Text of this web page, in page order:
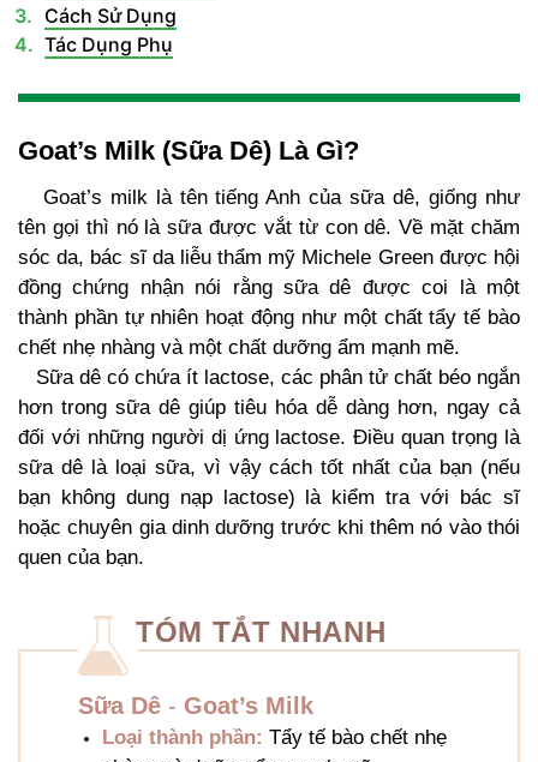
Cách Sử Dụng
Tác Dụng Phụ
Goat’s Milk (Sữa Dê) Là Gì?
Goat’s milk là tên tiếng Anh của sữa dê, giống như
tên gọi thì nó là sữa được vắt từ con dê. Về mặt chăm
sóc da, bác sĩ da liễu thẩm mỹ Michele Green được hội
đồng chứng nhận nói rằng sữa dê được coi là một
thành phần tự nhiên hoạt động như một chất tẩy tế bào
chết nhẹ nhàng và một chất dưỡng ẩm mạnh mẽ.
Sữa dê có chứa ít lactose, các phân tử chất béo ngắn
hơn trong sữa dê giúp tiêu hóa dễ dàng hơn, ngay cả
đối với những người dị ứng lactose. Điều quan trọng là
sữa dê là loại sữa, vì vậy cách tốt nhất của bạn (nếu
bạn không dung nạp lactose) là kiểm tra với bác sĩ
hoặc chuyên gia dinh dưỡng trước khi thêm nó vào thói
quen của bạn.
TÓM TẮT NHANH
Sữa Dê - Goat’s Milk
Loại thành phần: Tẩy tế bào chết nhẹ